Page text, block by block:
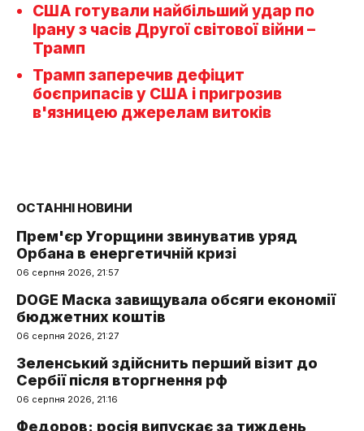
США готували найбільший удар по
Ірану з часів Другої світової війни –
Трамп
Трамп заперечив дефіцит
боєприпасів у США і пригрозив
в'язницею джерелам витоків
ОСТАННІ НОВИНИ
Прем'єр Угорщини звинуватив уряд
Орбана в енергетичній кризі
06 серпня 2026, 21:57
DOGE Маска завищувала обсяги економії
бюджетних коштів
06 серпня 2026, 21:27
Зеленський здійснить перший візит до
Сербії після вторгнення рф
06 серпня 2026, 21:16
Федоров: росія випускає за тиждень